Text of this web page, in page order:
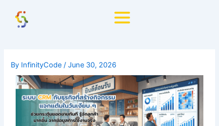
content
By InfinityCode/June 30, 2026